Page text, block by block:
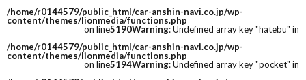
/home/r0144579/public_html/car-anshin-navi.co.jp/wp-
content/themes/lionmedia/functions.php
on line5190Warning: Undefined array key "hatebu" in
/home/r0144579/public_html/car-anshin-navi.co.jp/wp-
content/themes/lionmedia/functions.php
on line5194Warning: Undefined array key "pocket" in